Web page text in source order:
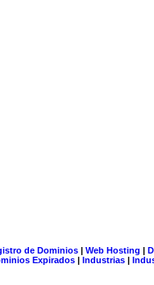
de Dominios| Web Hosting |
Expirados | Industrias |